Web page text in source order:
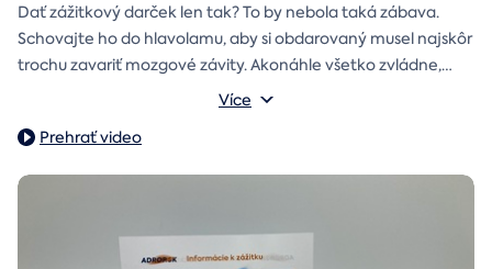
Dať zážitkový darček len tak? To by nebola taká zábava.
Schovajte ho do hlavolamu, aby si obdarovaný musel najskôr
trochu zavariť mozgové závity. Akonáhle všetko zvládne,
objaví poukaz na zážitok i s vašim venováním.
Vonkajšie rozmery: 15,5 × 8,5 × 5 cm
Více
Prehrať video